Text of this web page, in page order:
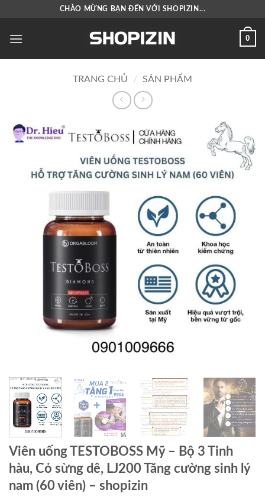
nội
CHÀO MỪNG BẠN ĐẾN VỚI SHOPIZIN...
0
TRANG CHỦ / SẢN PHẨM
Viên uống TESTOBOSS Mỹ – Bộ 3 Tinh
hàu, Cỏ sừng dê, LJ200 Tăng cường sinh lý
nam (60 viên) – shopizin